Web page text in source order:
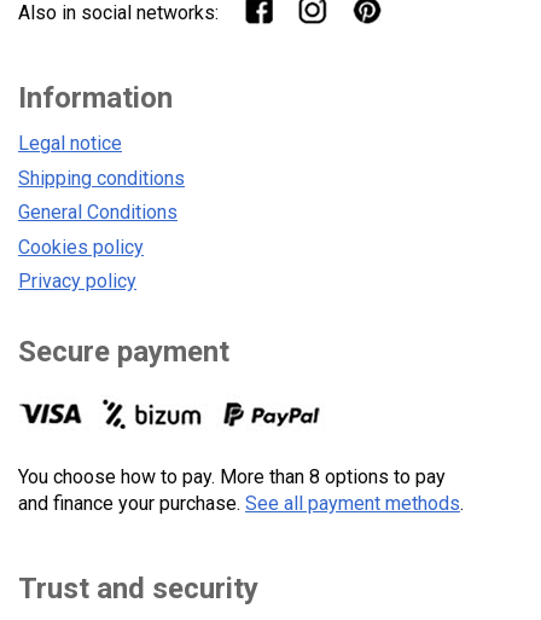
Also in social networks:
Information
Legal notice
Shipping conditions
General Conditions
Cookies policy
Privacy policy
Secure payment
You choose how to pay. More than 8 options to pay
and finance your purchase. See all payment methods.
Trust and security